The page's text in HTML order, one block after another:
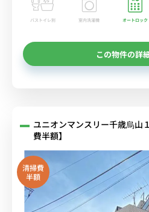
バストイレ別 室内洗濯機 オートロック
この物件の詳
ユニオンマンスリー千歳烏山
費半額】
清掃費
半額